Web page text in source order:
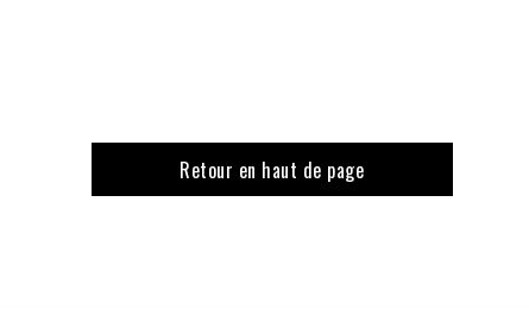
Retour en haut de page